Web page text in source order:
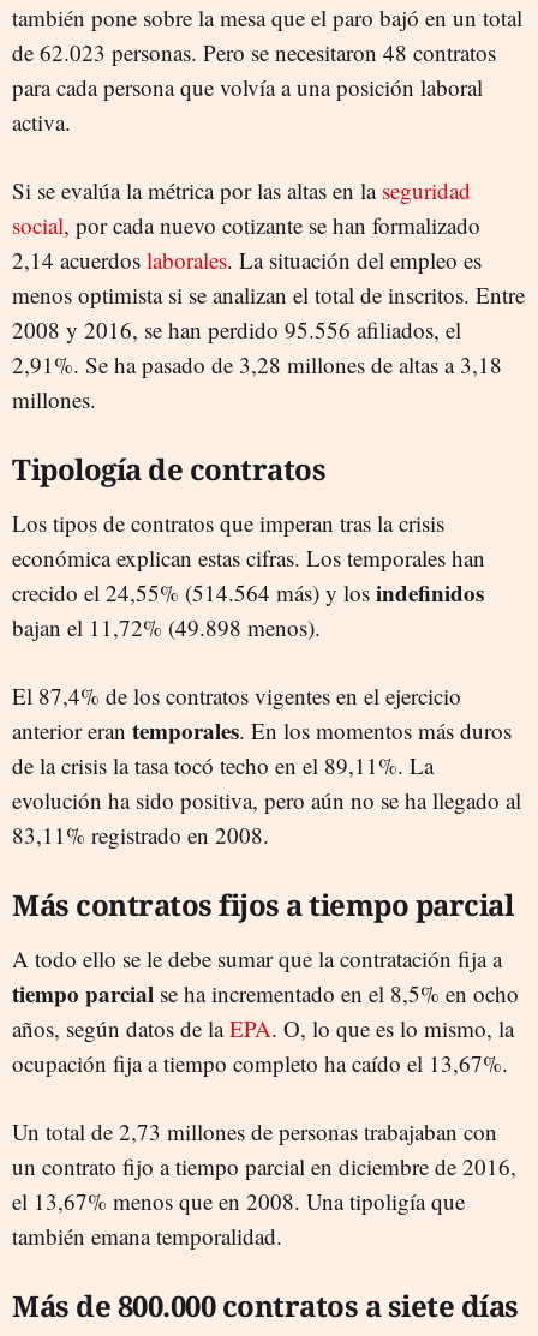
también pone sobre la mesa que el paro bajó en un total
de 62.023 personas. Pero se necesitaron 48 contratos
para cada persona que volvía a una posición laboral
activa.
Si se evalúa la métrica por las altas en la seguridad
social, por cada nuevo cotizante se han formalizado
2,14 acuerdos laborales. La situación del empleo es
menos optimista si se analizan el total de inscritos. Entre
2008 y 2016, se han perdido 95.556 afiliados, el
2,91%. Se ha pasado de 3,28 millones de altas a 3,18
millones.
Tipología de contratos
Los tipos de contratos que imperan tras la crisis
económica explican estas cifras. Los temporales han
crecido el 24,55% (514.564 más) y los indefinidos
bajan el 11,72% (49.898 menos).
El 87,4% de los contratos vigentes en el ejercicio
anterior eran temporales. En los momentos más duros
de la crisis la tasa tocó techo en el 89,11%. La
evolución ha sido positiva, pero aún no se ha llegado al
83,11% registrado en 2008.
Más contratos fijos a tiempo parcial
A todo ello se le debe sumar que la contratación fija a
tiempo parcial se ha incrementado en el 8,5% en ocho
años, según datos de laEPA. O, lo que es lo mismo, la
ocupación fija a tiempo completo ha caído el 13,67%.
Un total de 2,73 millones de personas trabajaban con
un contrato fijo a tiempo parcial en diciembre de 2016,
el 13,67% menos que en 2008. Una tipoligía que
también emana temporalidad.
Más de 800.000 contratos a siete días